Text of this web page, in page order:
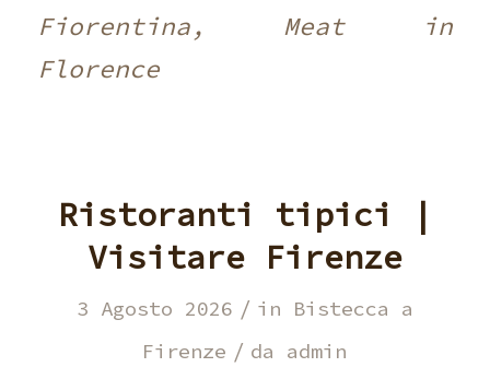
Fiorentina, Meat in
Florence
Ristoranti tipici |
Visitare Firenze
3 Agosto 2026 / in Bistecca a
Firenze / da admin